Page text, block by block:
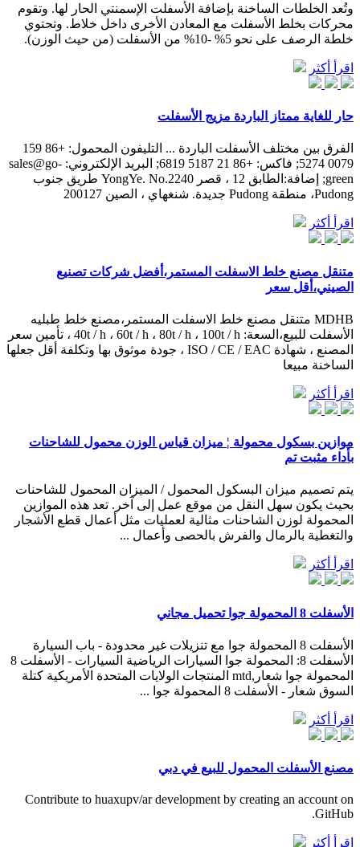
وتُعد الخلطات الساخنة بإضافة الأسفلت الإسمنتي الحار لها. وتقوم
محركات بخلط الأسفلت مع المعادن الأخرى داخل خلاط. وتحتوي
خلطة الرصف على نحو 5% -10% من الأسفلت (من حيث الوزن).
اقرأ أكثر
حار للغاية ممتاز الباردة مزيج الأسفلت
الفرق بين مختلف الأسفلت الباردة ... التليفون المحمول: +86 159
0079 5274; فاكس: +86 21 5187 6819; البريد الإلكتروني: sales@go-
green; إضافة:الطابق 12 ، قصر YongYe. No.2240 طريق جنوب
Pudong، منطقة Pudong جديدة. شنغهاي ، الصين 200127
اقرأ أكثر
متنقل مصنع خلط الاسفلت المستمر،أفضل شركات تصنيع
الصيني،أقل سعر
MDHB متنقل مصنع خلط الاسفلت المستمر،مصنع خلط طبليه
الأسفلت للبيع،السعة: 40t / h ، 60t / h ، 80t / h ، 100t / h ، تأمين سعر
المصنع ، شهادة ISO / CE / EAC ، جودة موثوق بها وتكلفة أقل جعلها
الساخنة مبيعا
اقرأ أكثر
موازين بسكول محمولة ¦ ميزان قياس الوزن محمول للشاحنات
بأداء مثبت تم
يتم تصميم ميزان البسكول المحمول / الميزان المحمول للشاحنات
بحيث يكون سهل النقل من موقع عمل إلى آخر. تعد هذه الموازين
المحمولة لوزن الشاحنات مثالية لعمليات مثل أعمال قطع الأشجار
والتغطية بالرمال والفرش بالحصى وأعمال ...
اقرأ أكثر
الأسفلت 8 المحمولة جوا تحميل مجاني
الأسفلت 8 المحمولة جوا مع تنزيلات غير محدودة - باب السيارة
الأسفلت 8: المحمولة جوا السيارات الرياضية السيارات - الأسفلت 8
المحمولة جوا شعار,mtd المنتجات الولايات المتحدة الأمريكية كتلة
السوق شعار - الأسفلت 8 المحمولة جوا ...
اقرأ أكثر
مصنع الأسفلت المحمول للبيع في دبي
Contribute to huaxupv/ar development by creating an account on
GitHub.
اقرأ أكثر